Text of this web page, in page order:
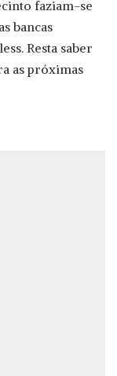
faziam-se
bancas
Resta saber
as próximas